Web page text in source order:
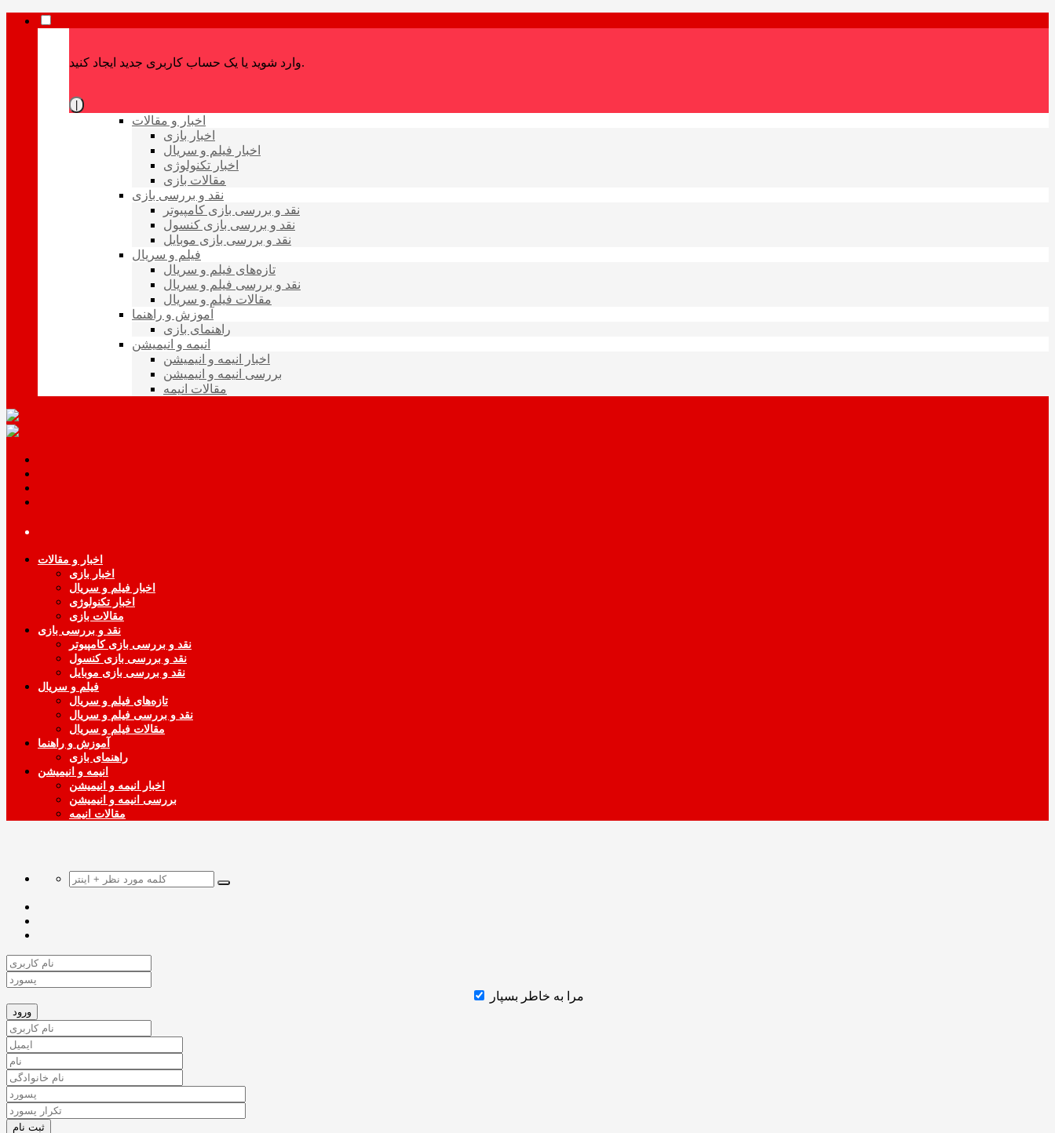
وارد شوید یا یک حساب کاربری جدید ایجاد کنید.
اخبار و مقالات
اخبار بازی
اخبار فیلم و سریال
اخبار تکنولوژی
مقالات بازی
نقد و بررسی بازی
نقد و بررسی بازی کامپیوتر
نقد و بررسی بازی کنسول
نقد و بررسی بازی موبایل
فیلم و سریال
تازه‌های فیلم و سریال
نقد و بررسی فیلم و سریال
مقالات فیلم و سریال
آموزش و راهنما
راهنمای بازی
انیمه و انیمیشن
اخبار انیمه و انیمیشن
بررسی انیمه و انیمیشن
مقالات انیمه
اخبار و مقالات
اخبار بازی
اخبار فیلم و سریال
اخبار تکنولوژی
مقالات بازی
نقد و بررسی بازی
نقد و بررسی بازی کامپیوتر
نقد و بررسی بازی کنسول
نقد و بررسی بازی موبایل
فیلم و سریال
تازه‌های فیلم و سریال
نقد و بررسی فیلم و سریال
مقالات فیلم و سریال
آموزش و راهنما
راهنمای بازی
انیمه و انیمیشن
اخبار انیمه و انیمیشن
بررسی انیمه و انیمیشن
مقالات انیمه
مرا به خاطر بسپار